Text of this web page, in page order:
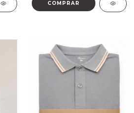
COMPRAR